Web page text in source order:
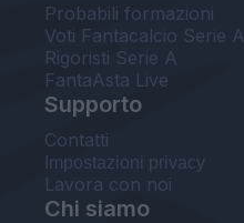
Probabili formazioni
Voti Fantacalcio Serie A
Rigoristi Serie A
FantaAsta Live
Supporto
Contatti
Impostazioni privacy
Lavora con noi
Chi siamo